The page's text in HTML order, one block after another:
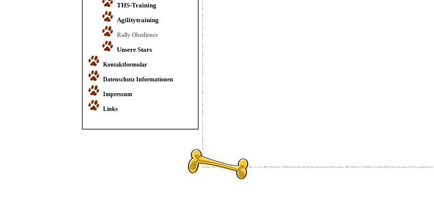
THS-Training
Agilitytraining
Rally Obedience
Unsere Stars
Kontaktformular
Datenschutz Informationen
Impressum
Links